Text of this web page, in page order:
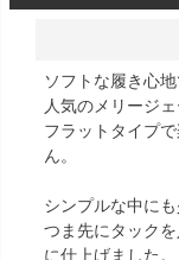
ソフトな履き心
人気のメリージ
フラットタイプ
ん。
シンプルな中に
つま先にタック
に仕上げました。